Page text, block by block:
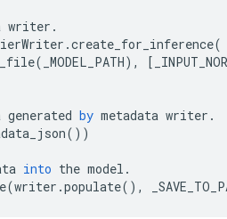
writer .
.create_for_inference(
( _MODEL_PATH), [
generated by metadata writer .
())
into the model .
(writer .populate(),